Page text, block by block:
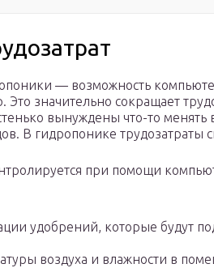
— возможность
Это значительно сокращает
вынуждены что-то менять
В гидропонике
при помощи
удобрений, которые будут
воздуха и влажности в